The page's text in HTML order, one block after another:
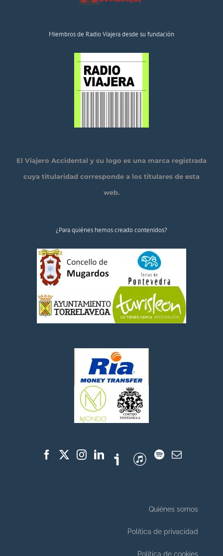
Miembros de Radio Viajera desde su fundación
El Viajero Accidental y su logo es una marca registrada
cuya titularidad corresponde a los titulares de esta
web.
¿Para quiénes hemos creado contenidos?
Quiénes somos
Política de privacidad
Política de cookies